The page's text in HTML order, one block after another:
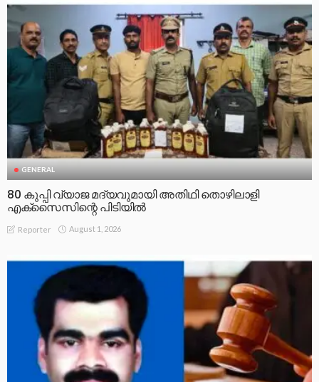
GENERAL
80 കുപ്പി വ്യാജ മദ്യവുമായി അതിഥി തൊഴിലാളി
എക്സൈസിന്റെ പിടിയിൽ
Reporter August 1, 2026